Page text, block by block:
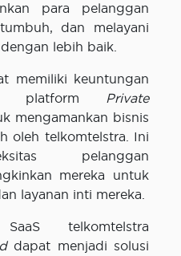
para pelanggan
dan melayani
lebih baik.
memiliki keuntungan
platform
Private
mengamankan bisnis
oleh telkomtelstra. Ini
pelanggan
mereka untuk
layanan inti mereka.
telkomtelstra
dapat menjadi solusi